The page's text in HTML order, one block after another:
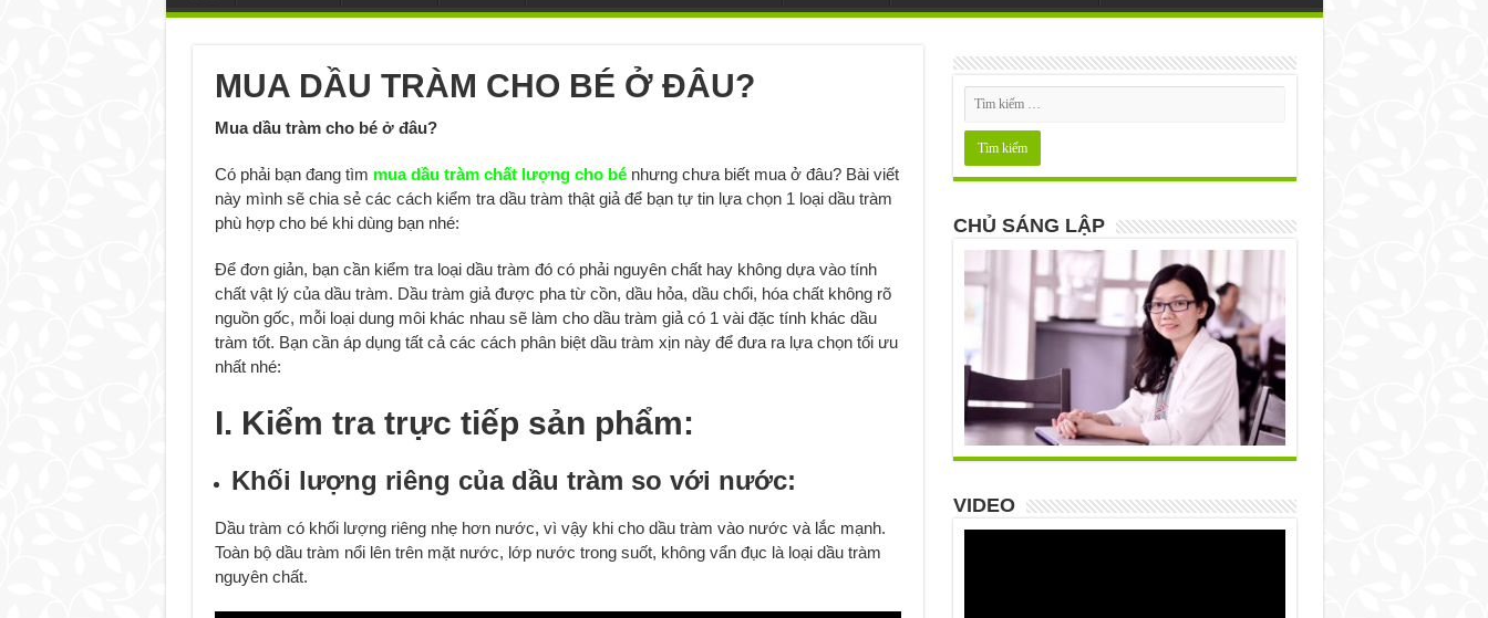
MUA DẦU TRÀM CHO BÉ Ở ĐÂU?
Mua dầu tràm cho bé ở đâu?
Có phải bạn đang tìm mua dầu tràm chất lượng cho bénhưng chưa biết mua ở đâu? Bài viết
này mình sẽ chia sẻ các cách kiểm tra dầu tràm thật giả để bạn tự tin lựa chọn 1 loại dầu tràm
phù hợp cho bé khi dùng bạn nhé:
Để đơn giản, bạn cần kiểm tra loại dầu tràm đó có phải nguyên chất hay không dựa vào tính
chất vật lý của dầu tràm. Dầu tràm giả được pha từ cồn, dầu hỏa, dầu chổi, hóa chất không rõ
nguồn gốc, mỗi loại dung môi khác nhau sẽ làm cho dầu tràm giả có 1 vài đặc tính khác dầu
tràm tốt. Bạn cần áp dụng tất cả các cách phân biệt dầu tràm xịn này để đưa ra lựa chọn tối ưu
nhất nhé:
I. Kiểm tra trực tiếp sản phẩm:
Khối lượng riêng của dầu tràm so với nước:
Dầu tràm có khối lượng riêng nhẹ hơn nước, vì vậy khi cho dầu tràm vào nước và lắc mạnh.
Toàn bộ dầu tràm nổi lên trên mặt nước, lớp nước trong suốt, không vẩn đục là loại dầu tràm
nguyên chất.
CHỦ SÁNG LẬP
VIDEO